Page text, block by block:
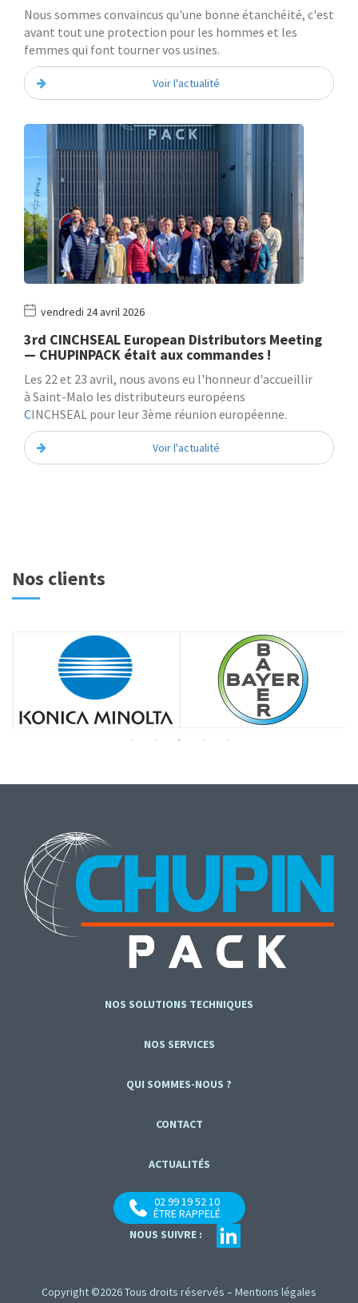
Nous sommes convaincus qu'une bonne étanchéité, c'est
avant tout une protection pour les hommes et les
femmes qui font tourner vos usines.
Voir l'actualité
vendredi 24 avril 2026
3rd CINCHSEAL European Distributors Meeting
— CHUPINPACK était aux commandes !
Les 22 et 23 avril, nous avons eu l'honneur d'accueillir
à Saint-Malo les distributeurs européens
CINCHSEAL pour leur 3ème réunion européenne.
Voir l'actualité
Nos clients
NOS SOLUTIONS TECHNIQUES
NOS SERVICES
QUI SOMMES-NOUS ?
CONTACT
ACTUALITÉS
02 99 19 52 10
ÊTRE RAPPELÉ
NOUS SUIVRE :
Copyright ©2026 Tous droits réservés – Mentions légales